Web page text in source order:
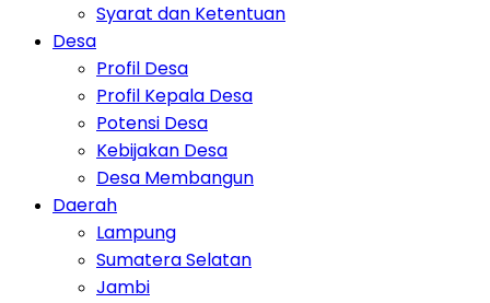
Syarat dan Ketentuan
Desa
Profil Desa
Profil Kepala Desa
Potensi Desa
Kebijakan Desa
Desa Membangun
Daerah
Lampung
Sumatera Selatan
Jambi